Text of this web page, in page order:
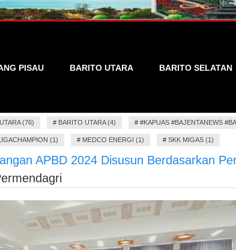
PISAU BARITO UTARA BARITO SELATAN
(76) # BARITO UTARA (4) # #KAPUAS #BAJENTANEWS
(1) # MEDCO ENERGI (1) # SKK MIGAS (1)
APBD 2024 Disusun Berdasarkan